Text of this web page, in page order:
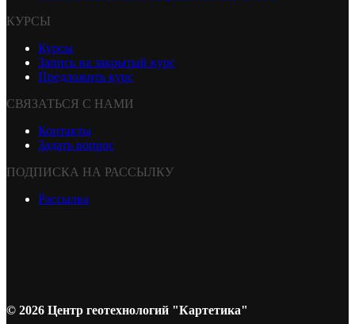
КУРСЫ
Курсы
Запись на закрытый курс
Предложить курс
СВЯЗАТЬСЯ С НАМИ
Контакты
Задать вопрос
ПОДПИСКА НА РАССЫЛКУ
Рассылка
© 2026 Центр геотехнологий "Картетика"